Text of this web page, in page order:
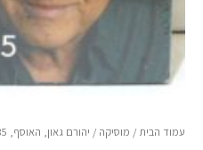
עמוד הבית / מוסיקה / יהורם גאון, האוסף, 85 הלהיטים הגדולים